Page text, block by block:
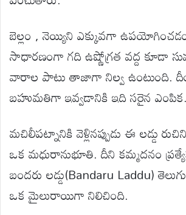
బెల్లం , నెయ్యిని ఎక్కువగా
సాధారణంగా గది ఉష్ణోగ్రత వద్ద కూడా
వారాల పాటు తాజాగా నిల్వ ఉంటుంది.
బహుమతిగా ఇవ్వడానికి ఇది సరైన ఎంపిక.
మచిలీపట్నానికి వెళ్లినప్పుడు ఈ లడ్డు
ఒక మధురానుభూతి. దీని కమ్మదనం
బందరు లడ్డు(Bandaru Laddu)
ఒక మైలురాయిగా నిలిచింది.